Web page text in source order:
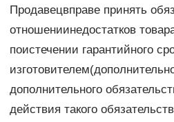
Продавецвправе принять
отношениинедостатков
поистечении гарантийного
дополнительного
действия такого